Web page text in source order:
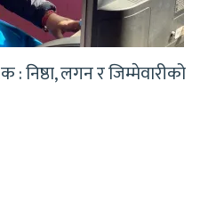
: निष्ठा, लगन र जिम्मेवारीको